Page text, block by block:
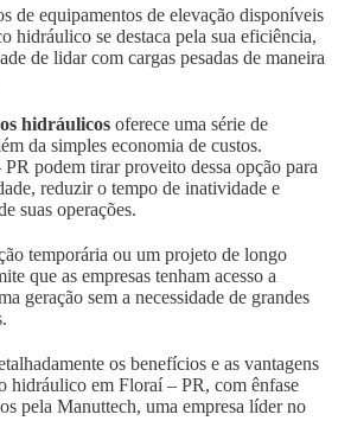
de equipamentos de elevação disponíveis
hidráulico se destaca pela sua eficiência,
de lidar com cargas pesadas de maneira
hidráulicos oferece uma série de
da simples economia de custos.
podem tirar proveito dessa opção para
reduzir o tempo de inatividade e
suas operações.
temporária ou um projeto de longo
que as empresas tenham acesso a
geração sem a necessidade de grandes
os benefícios e as vantagens
hidráulico em Floraí – PR, com ênfase
pela Manuttech, uma empresa líder no